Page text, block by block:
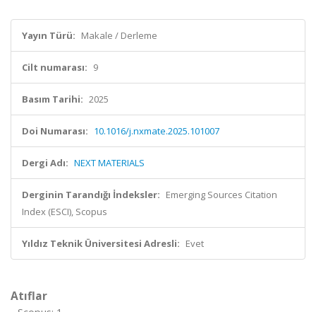
Yayın Türü: Makale / Derleme
Cilt numarası: 9
Basım Tarihi: 2025
Doi Numarası: 10.1016/j.nxmate.2025.101007
Dergi Adı: NEXT MATERIALS
Derginin Tarandığı İndeksler: Emerging Sources Citation
Index (ESCI), Scopus
Yıldız Teknik Üniversitesi Adresli: Evet
Atıflar